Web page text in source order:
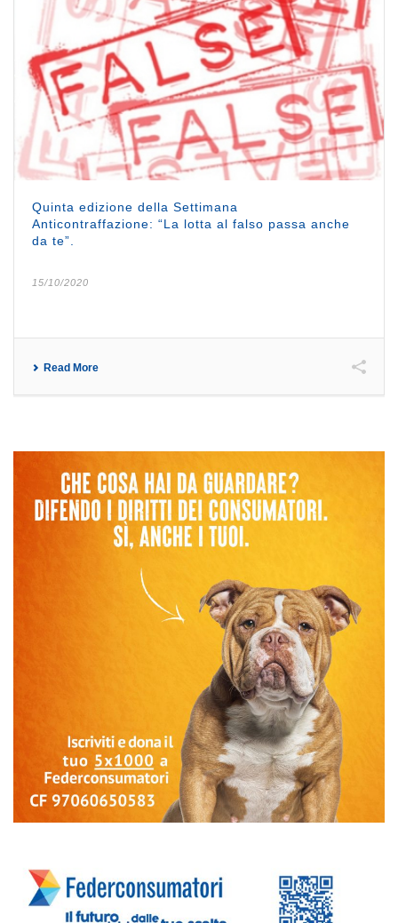
Quinta edizione della Settimana
Anticontraffazione: “La lotta al falso passa anche
da te”.
15/10/2020
Read More